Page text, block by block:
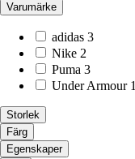
Varumärke
adidas 3
Nike 2
Puma 3
Under Armour 1
Storlek
Färg
Egenskaper